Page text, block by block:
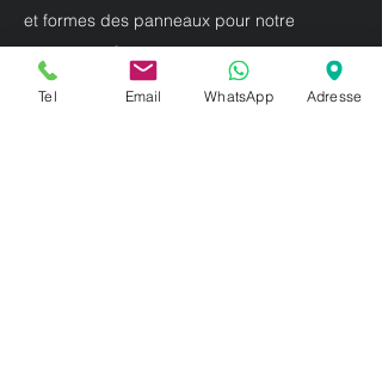
et formes des panneaux pour notre
campagne ?
3. Les panneaux personnalisés peuvent-ils
Tel Email WhatsApp Adresse